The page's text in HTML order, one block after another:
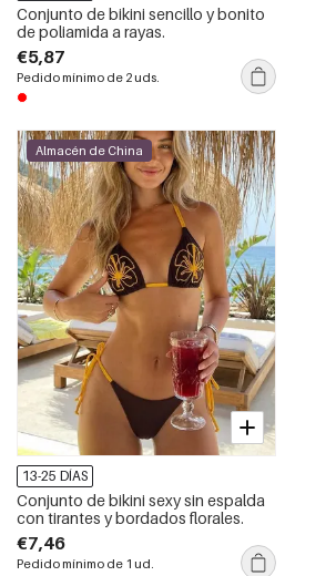
Conjunto de bikini sencillo y bonito
de poliamida a rayas.
€5,87
Pedido mínimo de 2 uds.
Almacén de China
13-25 DÍAS
Conjunto de bikini sexy sin espalda
con tirantes y bordados florales.
€7,46
Pedido mínimo de 1 ud.